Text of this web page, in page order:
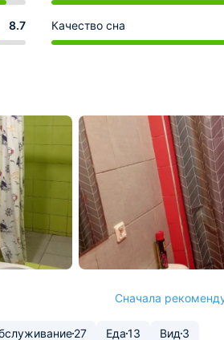
8.7 Качество сна
Сначала
27 Еда13 Вид 3